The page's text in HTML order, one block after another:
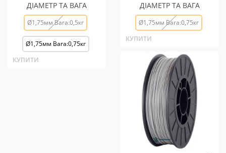
ДІАМЕТР ТА ВАГА
Ø1,75мм Вага:0,5кг
Ø1,75мм Вага:0,75кг
КУПИТИ
ДІАМЕТР ТА ВАГА
Ø1,75мм Вага:0,75кг
КУПИТИ